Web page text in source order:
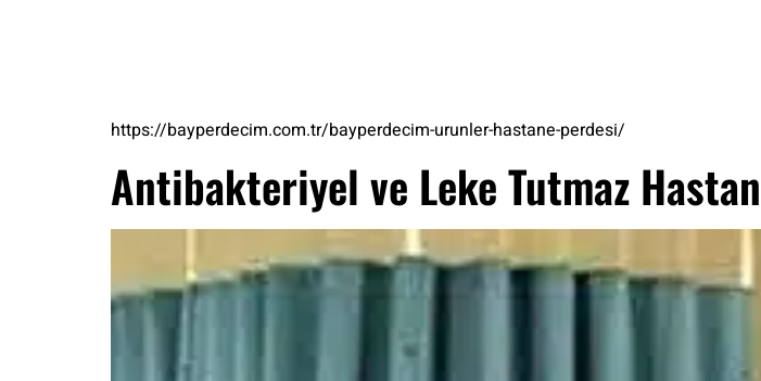
https://bayperdecim.com.tr/bayperdecim-urunler-hastane-perdesi/
Antibakteriyel ve Leke Tutmaz